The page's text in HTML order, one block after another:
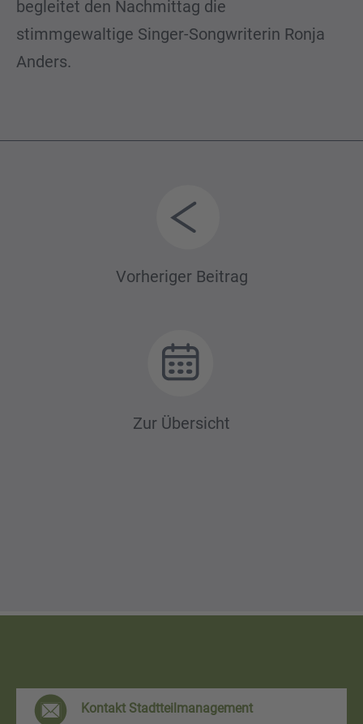
begleitet den Nachmittag die
stimmgewaltige Singer-Songwriterin Ronja
Anders.
Beitrags-
Vorheriger Beitrag
Zur Übersicht
F
Kontakt Stadtteilmanagement